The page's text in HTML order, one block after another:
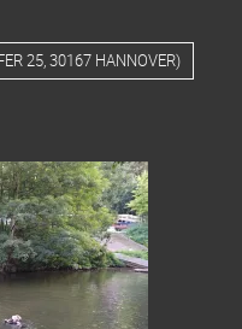
25, 30167 HANNOVER)